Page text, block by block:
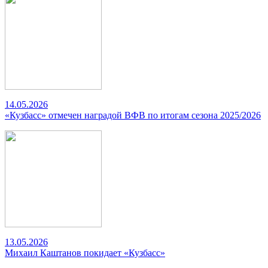
14.05.2026
«Кузбасс» отмечен наградой ВФВ по итогам сезона 2025/2026
13.05.2026
Михаил Каштанов покидает «Кузбасс»